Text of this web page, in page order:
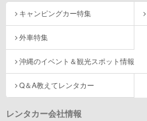
キャンピングカー特集
外車特集
沖縄のイベント＆観光スポット情報
Q＆A教えてレンタカー
レンタカー会社情報